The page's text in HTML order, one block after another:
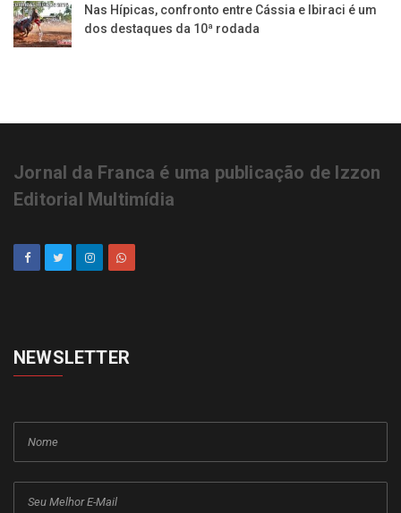
Nas Hípicas, confronto entre Cássia e Ibiraci é um
dos destaques da 10ª rodada
Jornal da Franca é uma publicação de Izzon
Editorial Multimídia
NEWSLETTER